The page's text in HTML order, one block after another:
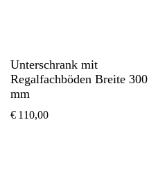
Unterschrank mit
Regalfachböden Breite 300
mm
€ 110,00